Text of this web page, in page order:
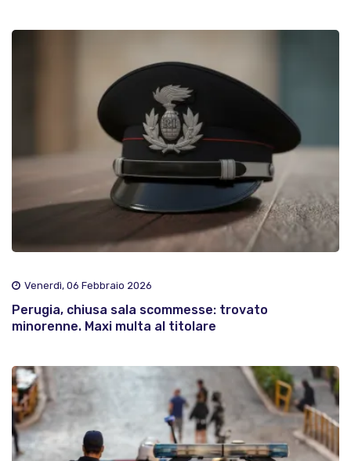
Venerdì, 06 Febbraio 2026
Perugia, chiusa sala scommesse: trovato
minorenne. Maxi multa al titolare